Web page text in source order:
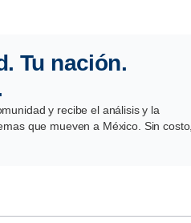
Tu nación.
y recibe el análisis y la
que mueven a México. Sin costo,